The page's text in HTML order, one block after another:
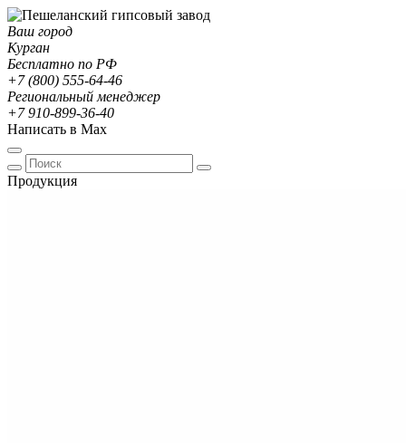
Ваш город
Курган
Бесплатно по РФ
+7 (800) 555-64-46
Региональный менеджер
+7 910-899-36-40
Написать в Max
Продукция